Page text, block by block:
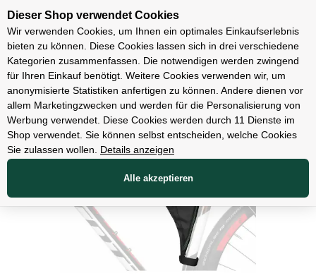
Unsere Filialen
Zubehör
Dieser Shop verwendet Cookies
Wir verwenden Cookies, um Ihnen ein optimales Einkaufserlebnis
bieten zu können. Diese Cookies lassen sich in drei verschiedene
Kategorien zusammenfassen. Die notwendigen werden zwingend
für Ihren Einkauf benötigt. Weitere Cookies verwenden wir, um
anonymisierte Statistiken anfertigen zu können. Andere dienen vor
allem Marketingzwecken und werden für die Personalisierung von
Werbung verwendet. Diese Cookies werden durch 11 Dienste im
Shop verwendet. Sie können selbst entscheiden, welche Cookies
Sie zulassen wollen.
Details anzeigen
Alle akzeptieren